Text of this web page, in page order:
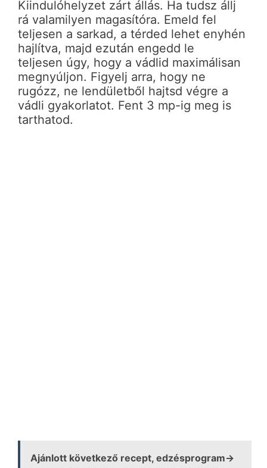
Kiindulóhelyzet zárt állás. Ha tudsz állj
rá valamilyen magasítóra. Emeld fel
teljesen a sarkad, a térded lehet enyhén
hajlítva, majd ezután engedd le
teljesen úgy, hogy a vádlid maximálisan
megnyúljon. Figyelj arra, hogy ne
rugózz, ne lendületből hajtsd végre a
vádli gyakorlatot. Fent 3 mp-ig meg is
tarthatod.
Ajánlott következő recept, edzésprogram→